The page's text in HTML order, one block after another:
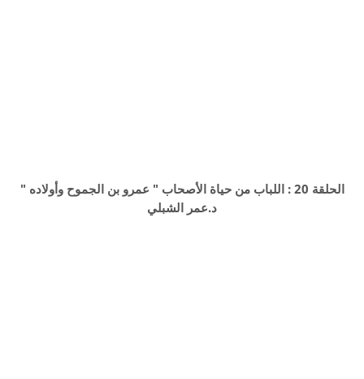
الحلقة 20 : اللباب من حياة الأصحاب " عمرو بن الجموح وأولاده "
د.عمر الشبلي